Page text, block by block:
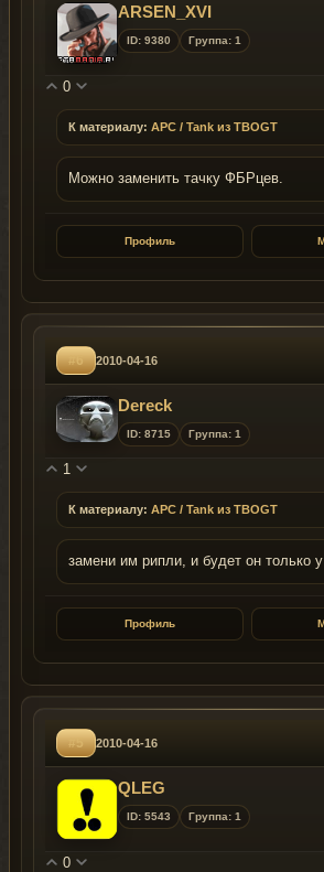
ARSEN_XVI
ID: 9380 Группа: 1
0
К материалу: APC / Tank из TBOGT
Можно заменить тачку ФБРцев.
Профиль
#6 2010-04-16
Dereck
ID: 8715 Группа: 1
1
К материалу: APC / Tank из TBOGT
замени им рипли, и будет он только
Профиль
#5 2010-04-16
QLEG
ID: 5543 Группа: 1
0